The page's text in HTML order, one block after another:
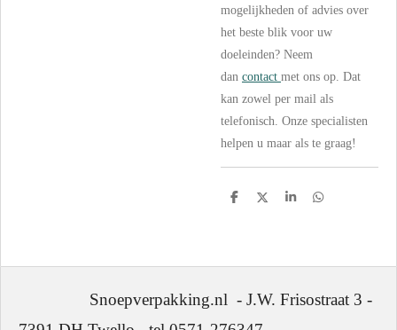
mogelijkheden of advies over
het beste blik voor uw
doeleinden? Neem
dan contact met ons op. Dat
kan zowel per mail als
telefonisch. Onze specialisten
helpen u maar als te graag!
D
D
S
D
Snoepverpakking.nl - J.W. Frisostraat 3 -